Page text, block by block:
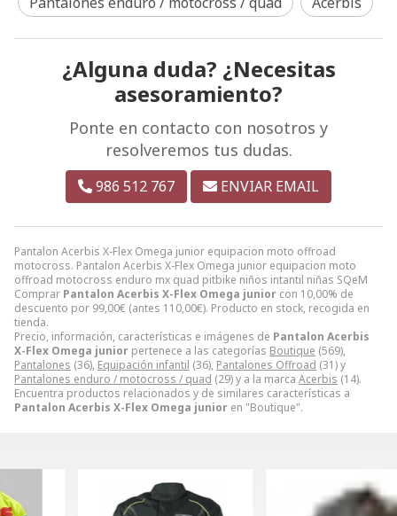
Pantalon Acerbis X-Flex Omega junior equipacion moto offroad
motocross. Pantalon Acerbis X-Flex Omega junior equipacion moto
offroad motocross enduro mx quad pitbike niños intantil niñas SQeM
Comprar Pantalon Acerbis X-Flex Omega junior con 10,00% de
descuento por 99,00€ (antes 110,00€). Producto en stock, recogida en
tienda.
Precio, información, características e imágenes de Pantalon Acerbis
X-Flex Omega junior pertenece a las categorías Boutique (569),
Pantalones (36), Equipación infantil (36), Pantalones Offroad (31) y
Pantalones enduro / motocross / quad (29) y a la marca Acerbis (14).
Encuentra productos relacionados y de similares características a
Pantalon Acerbis X-Flex Omega junior en "Boutique".
¿Alguna duda? ¿Necesitas
asesoramiento?
Ponte en contacto con nosotros y
resolveremos tus dudas.
986 512 767 ENVIAR EMAIL